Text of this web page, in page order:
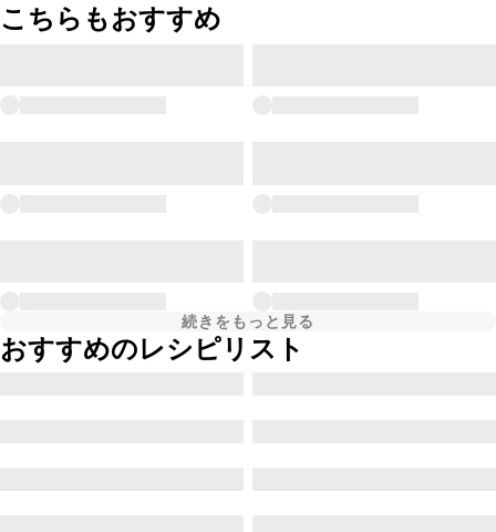
こちらもおすすめ
続きをもっと見る
おすすめのレシピリスト